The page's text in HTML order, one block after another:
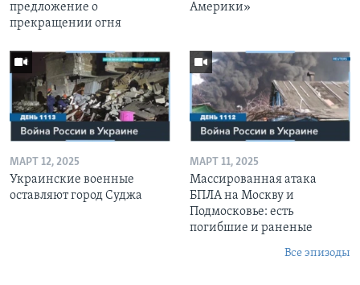
предложение о
прекращении огня
Америки»
МАРТ 12, 2025
Украинские военные
оставляют город Суджа
МАРТ 11, 2025
Массированная атака
БПЛА на Москву и
Подмосковье: есть
погибшие и раненые
Все эпизоды